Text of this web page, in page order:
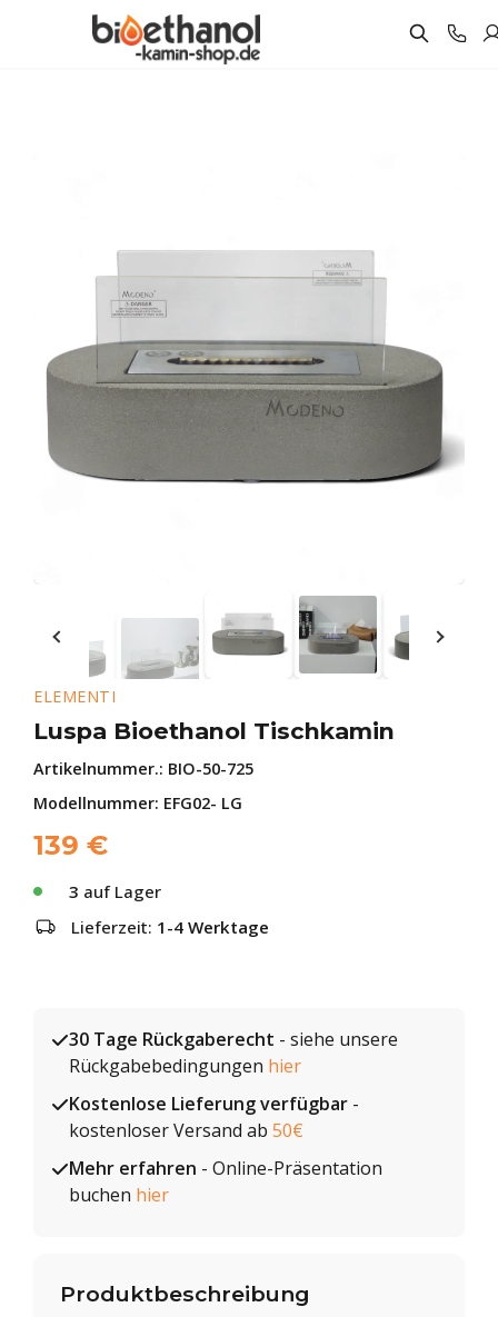
ELEMENTI
Luspa Bioethanol Tischkamin
Artikelnummer.: BIO-50-725
Modellnummer: EFG02- LG
139 €
3 auf Lager
Lieferzeit: 1-4 Werktage
30 Tage Rückgaberecht - siehe unsere
Rückgabebedingungen hier
Kostenlose Lieferung verfügbar -
kostenloser Versand ab 50€
Mehr erfahren - Online-Präsentation
buchen hier
Produktbeschreibung